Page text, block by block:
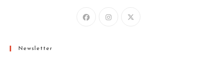
Newsletter